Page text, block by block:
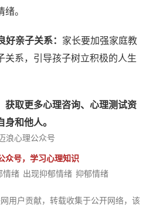
。
亲子关系： 家长要加强家庭教
关系，引导孩子树立积极的人生
获取更多心理咨询、心理测试资
和他人。
众号，学习心理知识
情绪 出现抑郁情绪 抑郁情绪
用户贡献，转载收集于公开网络，该